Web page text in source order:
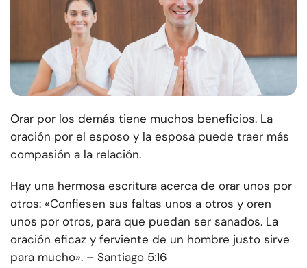
Orar por los demás tiene muchos beneficios. La
oración por el esposo y la esposa puede traer más
compasión a la relación.
Hay una hermosa escritura acerca de orar unos por
otros: «Confiesen sus faltas unos a otros y oren
unos por otros, para que puedan ser sanados. La
oración eficaz y ferviente de un hombre justo sirve
para mucho». – Santiago 5:16